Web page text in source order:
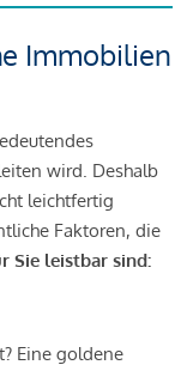
Immobilien
wird. Deshalb
leichtfertig
Faktoren, die
Sie leistbar sind:
Eine goldene